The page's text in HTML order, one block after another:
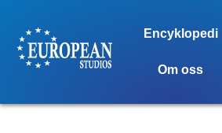
Encyklopedi
Om oss